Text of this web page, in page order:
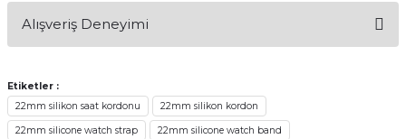
Alışveriş Deneyimi
whatsaptan hemde site üstünden çok
yardımcı oldular hızlı ve keyifli bi
alışveriş oldu özellikle bekledigimden
iyi bir ürün geldi fiyatına göre mütiş
Etiketler :
22mm silikon saat kordonu
22mm silikon kordon
22mm silicone watch strap 22mm silicone watch band